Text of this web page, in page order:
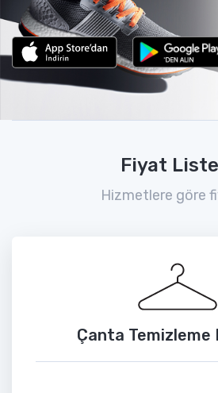
Fiyat
Hizmetlere göre
Çanta Temizleme